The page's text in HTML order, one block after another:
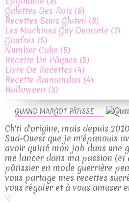
QUAND MARGOT PÂTISSE
Ch'ti d'origine, mais depuis
Sud-Ouest que je m'épanouis
avoir quitté mon job dans une
me lancer dans ma passion (et
pâtissier en mode guerrière
vous partage mes recettes
vous régaler et à vous amuser
♡
Galettes Des Rois (8)
Recettes Sans Gluten (8)
Les Machines Guy Demarle (7)
Gaufres (5)
Number Cake (5)
Recette De Pâques (5)
Livre De Recettes (4)
Recette Ramamdan (4)
Halloween (3)